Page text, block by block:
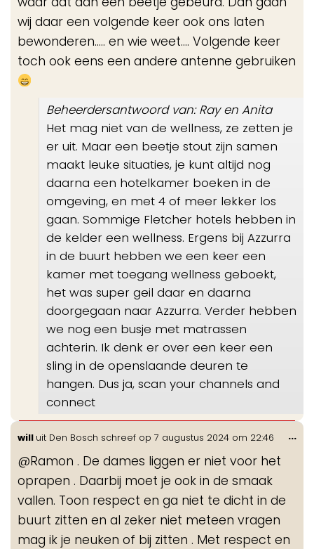
wij daar een volgende keer ook ons laten
bewonderen..... en wie weet.... Volgende keer
toch ook eens een andere antenne gebruiken
Beheerdersantwoord van: Ray en Anita
Het mag niet van de wellness, ze zetten je
er uit. Maar een beetje stout zijn samen
maakt leuke situaties, je kunt altijd nog
daarna een hotelkamer boeken in de
omgeving, en met 4 of meer lekker los
gaan. Sommige Fletcher hotels hebben in
de kelder een wellness. Ergens bij Azzurra
in de buurt hebben we een keer een
kamer met toegang wellness geboekt,
het was super geil daar en daarna
doorgegaan naar Azzurra. Verder hebben
we nog een busje met matrassen
achterin. Ik denk er over een keer een
sling in de openslaande deuren te
hangen. Dus ja, scan your channels and
connect
will uit Den Bosch schreef op 7 augustus 2024 om 22:46
@Ramon . De dames liggen er niet voor het
oprapen . Daarbij moet je ook in de smaak
vallen. Toon respect en ga niet te dicht in de
buurt zitten en al zeker niet meteen vragen
mag ik je neuken of bij zitten . Met respect en
...